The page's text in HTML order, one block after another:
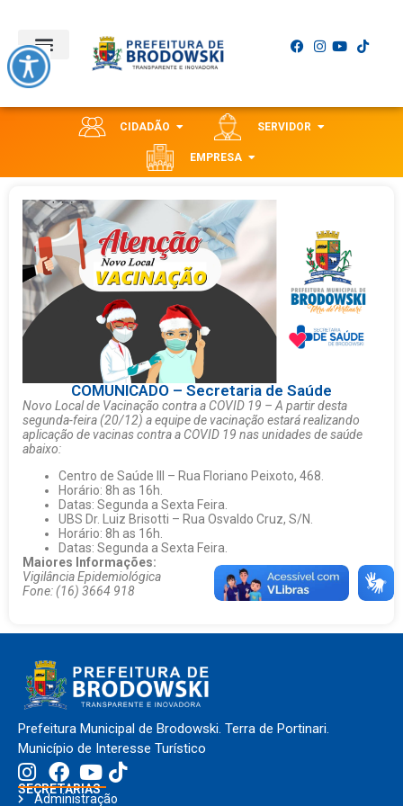
CIDADÃO SERVIDOR
EMPRESA
COMUNICADO – Secretaria de Saúde
Novo Local de Vacinação contra a COVID 19 – A partir desta
segunda-feira (20/12) a equipe de vacinação estará realizando
aplicação de vacinas contra a COVID 19 nas unidades de saúde
abaixo:
Centro de Saúde III – Rua Floriano Peixoto, 468.
Horário: 8h as 16h.
Datas: Segunda a Sexta Feira.
UBS Dr. Luiz Brisotti – Rua Osvaldo Cruz, S/N.
Horário: 8h as 16h.
Datas: Segunda a Sexta Feira.
Maiores Informações:
Vigilância Epidemiológica
Fone: (16) 3664 918
Prefeitura Municipal de Brodowski. Terra de Portinari.
Município de Interesse Turístico
SECRETARIAS
Administração